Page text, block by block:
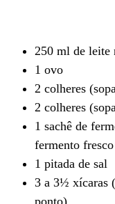
250 ml de leite
1 ovo
2 colheres
2 colheres
1 sachê de
fermento fresco
1 pitada de sal
3 a 3½ xícaras